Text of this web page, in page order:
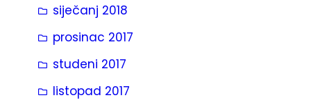
siječanj 2018
prosinac 2017
studeni 2017
listopad 2017